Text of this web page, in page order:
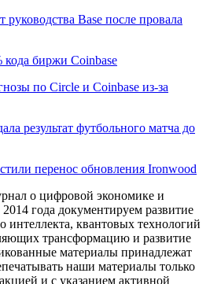
Base после провала
кода биржи Coinbase
по Circle и Coinbase из-за
результат футбольного матча до
перенос обновления Ironwood
о цифровой экономике и
года документируем развитие
интеллекта, квантовых технологий
трансформацию и развитие
материалы принадлежат
наши материалы только
и с указанием активной